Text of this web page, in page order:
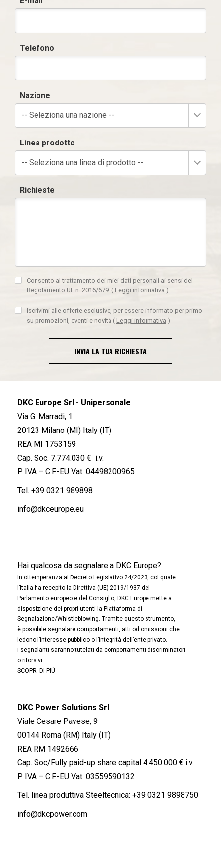
Telefono
Nazione
-- Seleziona una nazione --
Linea prodotto
-- Seleziona una linea di prodotto --
Richieste
Consento al trattamento dei miei dati personali ai sensi del
Regolamento UE n. 2016/679. ( Leggi informativa )
Iscrivimi alle offerte esclusive, per essere informato per primo
su promozioni, eventi e novità ( Leggi informativa )
INVIA LA TUA RICHIESTA
DKC Europe Srl - Unipersonale
Via G. Marradi, 1
20123 Milano (MI) Italy (IT)
REA MI 1753159
Cap. Soc. 7.774.030 € i.v.
P. IVA – C.F.-EU Vat: 04498200965
Tel. +39 0321 989898
info@dkceurope.eu
Hai qualcosa da segnalare a DKC Europe?
In ottemperanza al Decreto Legislativo 24/2023, col quale
l’Italia ha recepito la Direttiva (UE) 2019/1937 del
Parlamento europeo e del Consiglio, DKC Europe mette a
disposizione dei propri utenti la Piattaforma di
Segnalazione/Whistleblowing. Tramite questo strumento,
è possibile segnalare comportamenti, atti od omissioni che
ledono l’interesse pubblico o l’integrità dell’ente privato.
I segnalanti saranno tutelati da comportamenti discriminatori
o ritorsivi.
SCOPRI DI PIÙ
DKC Power Solutions Srl
Viale Cesare Pavese, 9
00144 Roma (RM) Italy (IT)
REA RM 1492666
Cap. Soc/Fully paid-up share capital 4.450.000 € i.v.
P. IVA – C.F.-EU Vat: 03559590132
Tel. linea produttiva Steeltecnica: +39 0321 9898750
info@dkcpower.com